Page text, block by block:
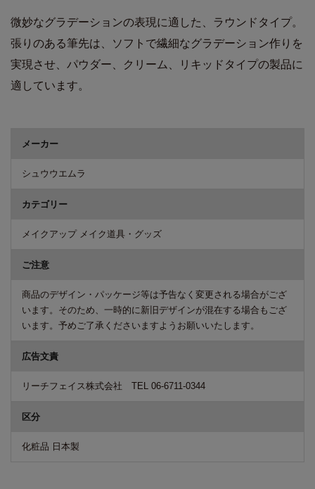
微妙なグラデーションの表現に適した、ラウンドタイプ。
張りのある筆先は、ソフトで繊細なグラデーション作りを
実現させ、パウダー、クリーム、リキッドタイプの製品に
適しています。
メーカー
シュウウエムラ
カテゴリー
メイクアップ メイク道具・グッズ
ご注意
商品のデザイン・パッケージ等は予告なく変更される場合がござ
います。そのため、一時的に新旧デザインが混在する場合もござ
います。予めご了承くださいますようお願いいたします。
広告文責
リーチフェイス株式会社 TEL 06-6711-0344
区分
化粧品 日本製